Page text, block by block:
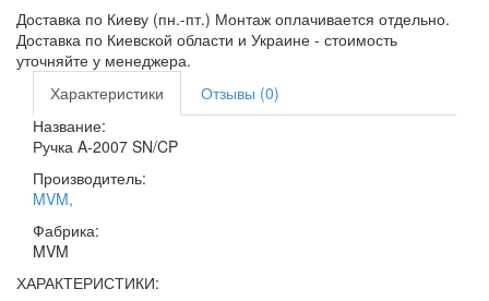
Доставка по Киеву (пн.-пт.) Монтаж оплачивается отдельно.
Доставка по Киевской области и Украине - стоимость
уточняйте у менеджера.
Характеристики
Отзывы (0)
Название:
Ручка A-2007 SN/CP
Производитель:
MVM,
Фабрика:
MVM
ХАРАКТЕРИСТИКИ: